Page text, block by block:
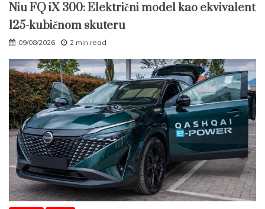
Niu FQ iX 300: Električni model kao ekvivalent
125-kubičnom skuteru
09/08/2026 2 min read